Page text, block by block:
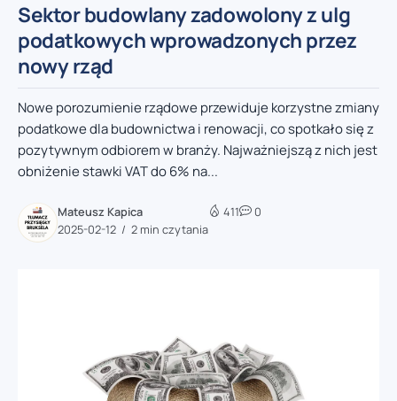
Sektor budowlany zadowolony z ulg
podatkowych wprowadzonych przez
nowy rząd
Nowe porozumienie rządowe przewiduje korzystne zmiany
podatkowe dla budownictwa i renowacji, co spotkało się z
pozytywnym odbiorem w branży. Najważniejszą z nich jest
obniżenie stawki VAT do 6% na...
Mateusz Kapica
2025-02-12
2 min czytania
411 0